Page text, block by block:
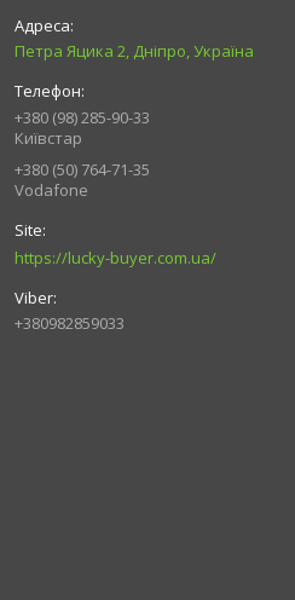
Петра Яцика 2, Дніпро, Україна
+380 (98) 285-90-33
Київстар
+380 (50) 764-71-35
Vodafone
https://lucky-buyer.com.ua/
+380982859033